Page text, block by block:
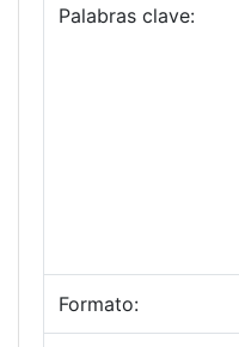
Palabras clave:
Formato: